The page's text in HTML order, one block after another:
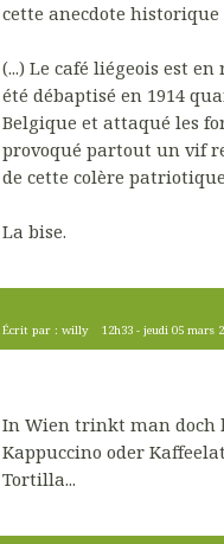
cette anecdote historique
(...) Le café liégeois est
été débaptisé en 1914
Belgique et attaqué les
provoqué partout un vif
de cette colère
La bise.
Écrit par : willy 12h33 -jeudi 05 mars
In Wien trinkt man doch
Kappuccino oder
Tortilla...